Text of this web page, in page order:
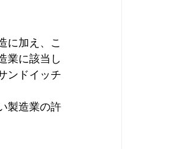
に加え、こ
業に該当し
ンドイッチ
製造業の許